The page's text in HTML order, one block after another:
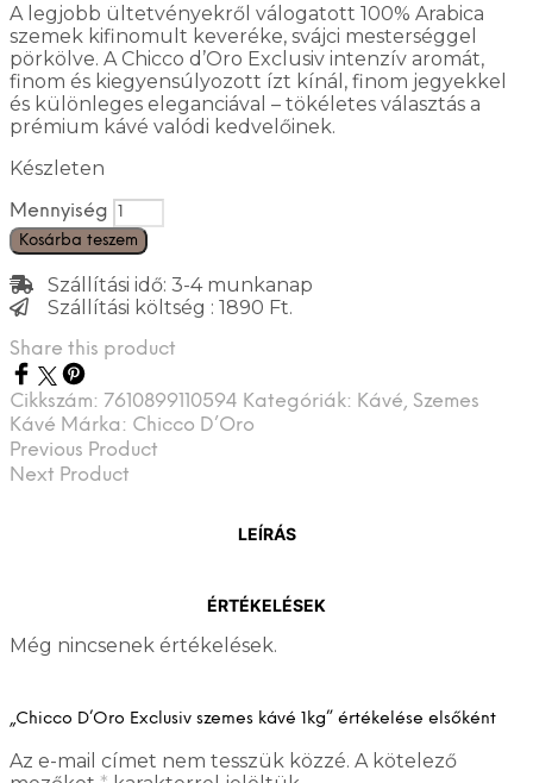
A legjobb ültetvényekről válogatott 100% Arabica
szemek kifinomult keveréke, svájci mesterséggel
pörkölve. A Chicco d’Oro Exclusiv intenzív aromát,
finom és kiegyensúlyozott ízt kínál, finom jegyekkel
és különleges eleganciával – tökéletes választás a
prémium kávé valódi kedvelőinek.
Készleten
Mennyiség
Kosárba teszem
Szállítási idő: 3-4 munkanap
Szállítási költség : 1890 Ft.
Share this product
Cikkszám: 7610899110594 Kategóriák: Kávé, Szemes
Kávé Márka: Chicco D’Oro
Previous Product
Next Product
LEÍRÁS
ÉRTÉKELÉSEK
Még nincsenek értékelések.
„Chicco D’Oro Exclusiv szemes kávé 1kg” értékelése elsőként
Az e-mail címet nem tesszük közzé. A kötelező